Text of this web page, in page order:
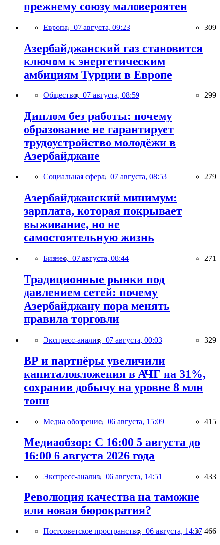
прежнему союзу маловероятен
Европа, 07 августа, 09:23 309
Азербайджанский газ становится
ключом к энергетическим
амбициям Турции в Европе
Общество, 07 августа, 08:59 299
Диплом без работы: почему
образование не гарантирует
трудоустройство молодёжи в
Азербайджане
Социальная сфера, 07 августа, 08:53 279
Азербайджанский минимум:
зарплата, которая покрывает
выживание, но не
самостоятельную жизнь
Бизнес, 07 августа, 08:44 271
Традиционные рынки под
давлением сетей: почему
Азербайджану пора менять
правила торговли
Экспресс-анализ, 07 августа, 00:03 329
BP и партнёры увеличили
капиталовложения в АЧГ на 31%,
сохранив добычу на уровне 8 млн
тонн
Медиа обозрение, 06 августа, 15:09 415
Медиаобзор: С 16:00 5 августа до
16:00 6 августа 2026 года
Экспресс-анализ, 06 августа, 14:51 433
Революция качества на таможне
или новая бюрократия?
Постсоветское пространство, 06 августа, 14:37 466